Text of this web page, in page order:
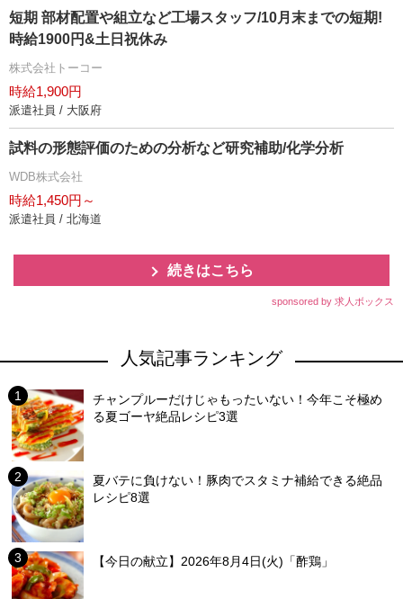
短期 部材配置や組立など工場スタッフ/10月末までの短期!
時給1900円&土日祝休み
株式会社トーコー
時給1,900円
派遣社員 / 大阪府
試料の形態評価のための分析など研究補助/化学分析
WDB株式会社
時給1,450円～
派遣社員 / 北海道
続きはこちら
sponsored by 求人ボックス
人気記事ランキング
チャンプルーだけじゃもったいない！今年こそ極め
る夏ゴーヤ絶品レシピ3選
夏バテに負けない！豚肉でスタミナ補給できる絶品
レシピ8選
【今日の献立】2026年8月4日(火)「酢鶏」